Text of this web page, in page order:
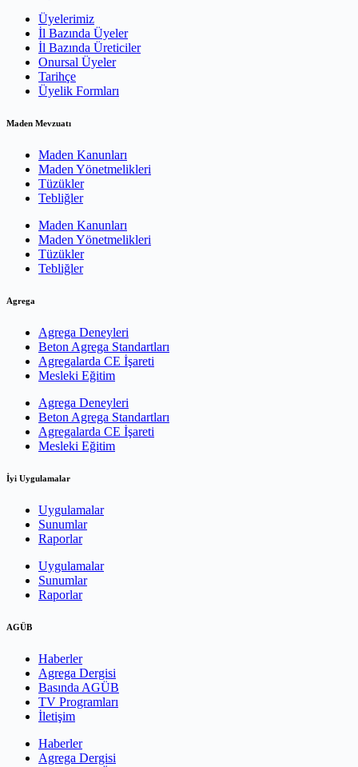
Üyelerimiz
İl Bazında Üyeler
İl Bazında Üreticiler
Onursal Üyeler
Tarihçe
Üyelik Formları
Maden Mevzuatı
Maden Kanunları
Maden Yönetmelikleri
Tüzükler
Tebliğler
Maden Kanunları
Maden Yönetmelikleri
Tüzükler
Tebliğler
Agrega
Agrega Deneyleri
Beton Agrega Standartları
Agregalarda CE İşareti
Mesleki Eğitim
Agrega Deneyleri
Beton Agrega Standartları
Agregalarda CE İşareti
Mesleki Eğitim
İyi Uygulamalar
Uygulamalar
Sunumlar
Raporlar
Uygulamalar
Sunumlar
Raporlar
AGÜB
Haberler
Agrega Dergisi
Basında AGÜB
TV Programları
İletişim
Haberler
Agrega Dergisi